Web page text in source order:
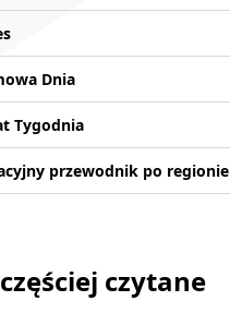
Dnia
Tygodnia
przewodnik po regionie
czytane